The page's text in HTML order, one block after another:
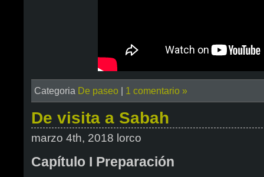
Categoria De paseo | 1 comentario »
De visita a Sabah
marzo 4th, 2018 lorco
Capítulo I Preparación